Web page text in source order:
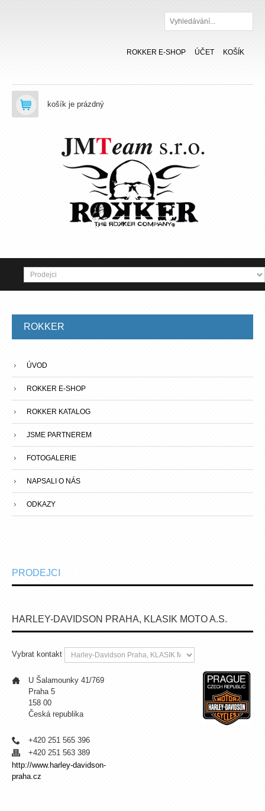
Hledat
KOŠÍK
ÚČET
ROKKER E-SHOP
košík je prázdný
ROKKER
ÚVOD
ROKKER E-SHOP
ROKKER KATALOG
JSME PARTNEREM
FOTOGALERIE
NAPSALI O NÁS
ODKAZY
PRODEJCI
HARLEY-DAVIDSON PRAHA, KLASIK MOTO A.S.
Vybrat kontakt
U Šalamounky 41/769
Praha 5
158 00
Česká republika
+420 251 565 396
+420 251 563 389
http://www.harley-davidson-
praha.cz